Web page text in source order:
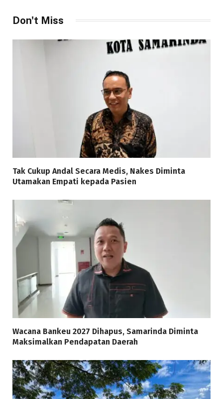
Don't Miss
Tak Cukup Andal Secara Medis, Nakes Diminta
Utamakan Empati kepada Pasien
Wacana Bankeu 2027 Dihapus, Samarinda Diminta
Maksimalkan Pendapatan Daerah